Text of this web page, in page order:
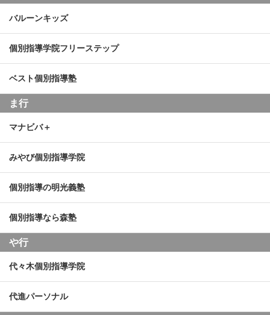
バルーンキッズ
個別指導学院フリーステップ
ベスト個別指導塾
ま行
マナビバ＋
みやび個別指導学院
個別指導の明光義塾
個別指導なら森塾
や行
代々木個別指導学院
代進パーソナル